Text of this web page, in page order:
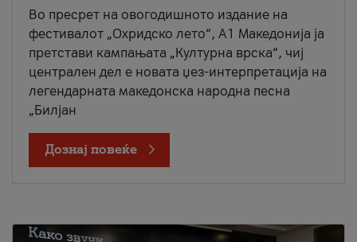
Во пресрет на овогодишното издание на
фестивалот „Охридско лето“, А1 Македонија ја
претстави кампањата „Културна врска“, чиј
централен дел е новата џез-интерпретација на
легендарната македонска народна песна
„Билјан
Дознај повеќе